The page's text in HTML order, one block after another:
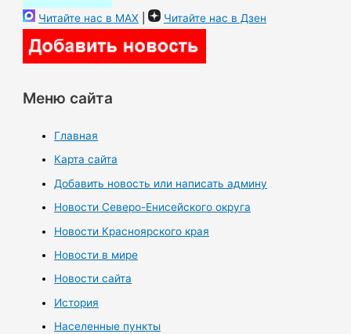
Читайте нас в MAX | Читайте нас в Дзен
Меню сайта
Главная
Карта сайта
Добавить новость или написать админу
Новости Северо-Енисейского округа
Новости Красноярского края
Новости в мире
Новости сайта
История
Населенные пункты